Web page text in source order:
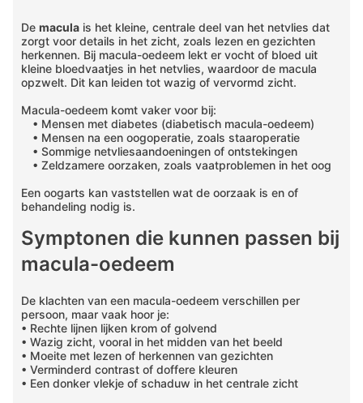
De macula is het kleine, centrale deel van het netvlies dat
zorgt voor details in het zicht, zoals lezen en gezichten
herkennen. Bij macula-oedeem lekt er vocht of bloed uit
kleine bloedvaatjes in het netvlies, waardoor de macula
opzwelt. Dit kan leiden tot wazig of vervormd zicht.
Macula-oedeem komt vaker voor bij:
• Mensen met diabetes (diabetisch macula-oedeem)
• Mensen na een oogoperatie, zoals staaroperatie
• Sommige netvliesaandoeningen of ontstekingen
• Zeldzamere oorzaken, zoals vaatproblemen in het oog
Een oogarts kan vaststellen wat de oorzaak is en of
behandeling nodig is.
Symptonen die kunnen passen bij
macula-oedeem
De klachten van een macula-oedeem verschillen per
persoon, maar vaak hoor je:
• Rechte lijnen lijken krom of golvend
• Wazig zicht, vooral in het midden van het beeld
• Moeite met lezen of herkennen van gezichten
• Verminderd contrast of doffere kleuren
• Een donker vlekje of schaduw in het centrale zicht